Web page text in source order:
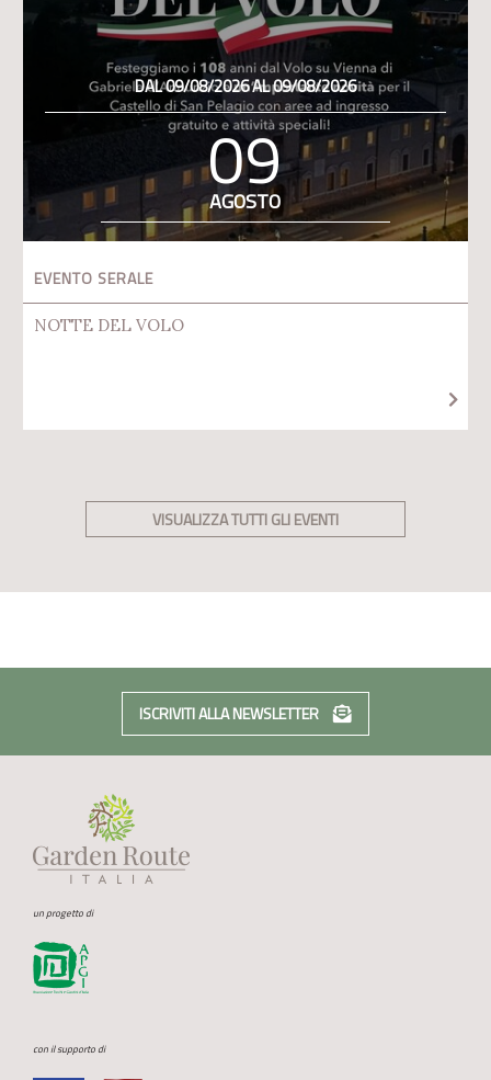
DAL 09/08/2026 AL 09/08/2026
09
AGOSTO
EVENTO SERALE
NOTTE DEL VOLO
VISUALIZZA TUTTI GLI EVENTI
ISCRIVITI ALLA NEWSLETTER
un progetto di
con il supporto di